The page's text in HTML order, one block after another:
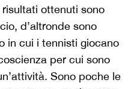
risultati ottenuti sono
d’altronde sono
in cui i tennisti giocano
per cui sono
Sono poche le